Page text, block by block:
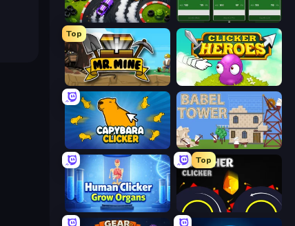
Drift Tycoon Idle Soccer Manager
Top
Mr. Mine Clicker Heroes
Capybara Clicker Babel Tower
Human Clicker: Grow Organs
Top
Crusher Clicker